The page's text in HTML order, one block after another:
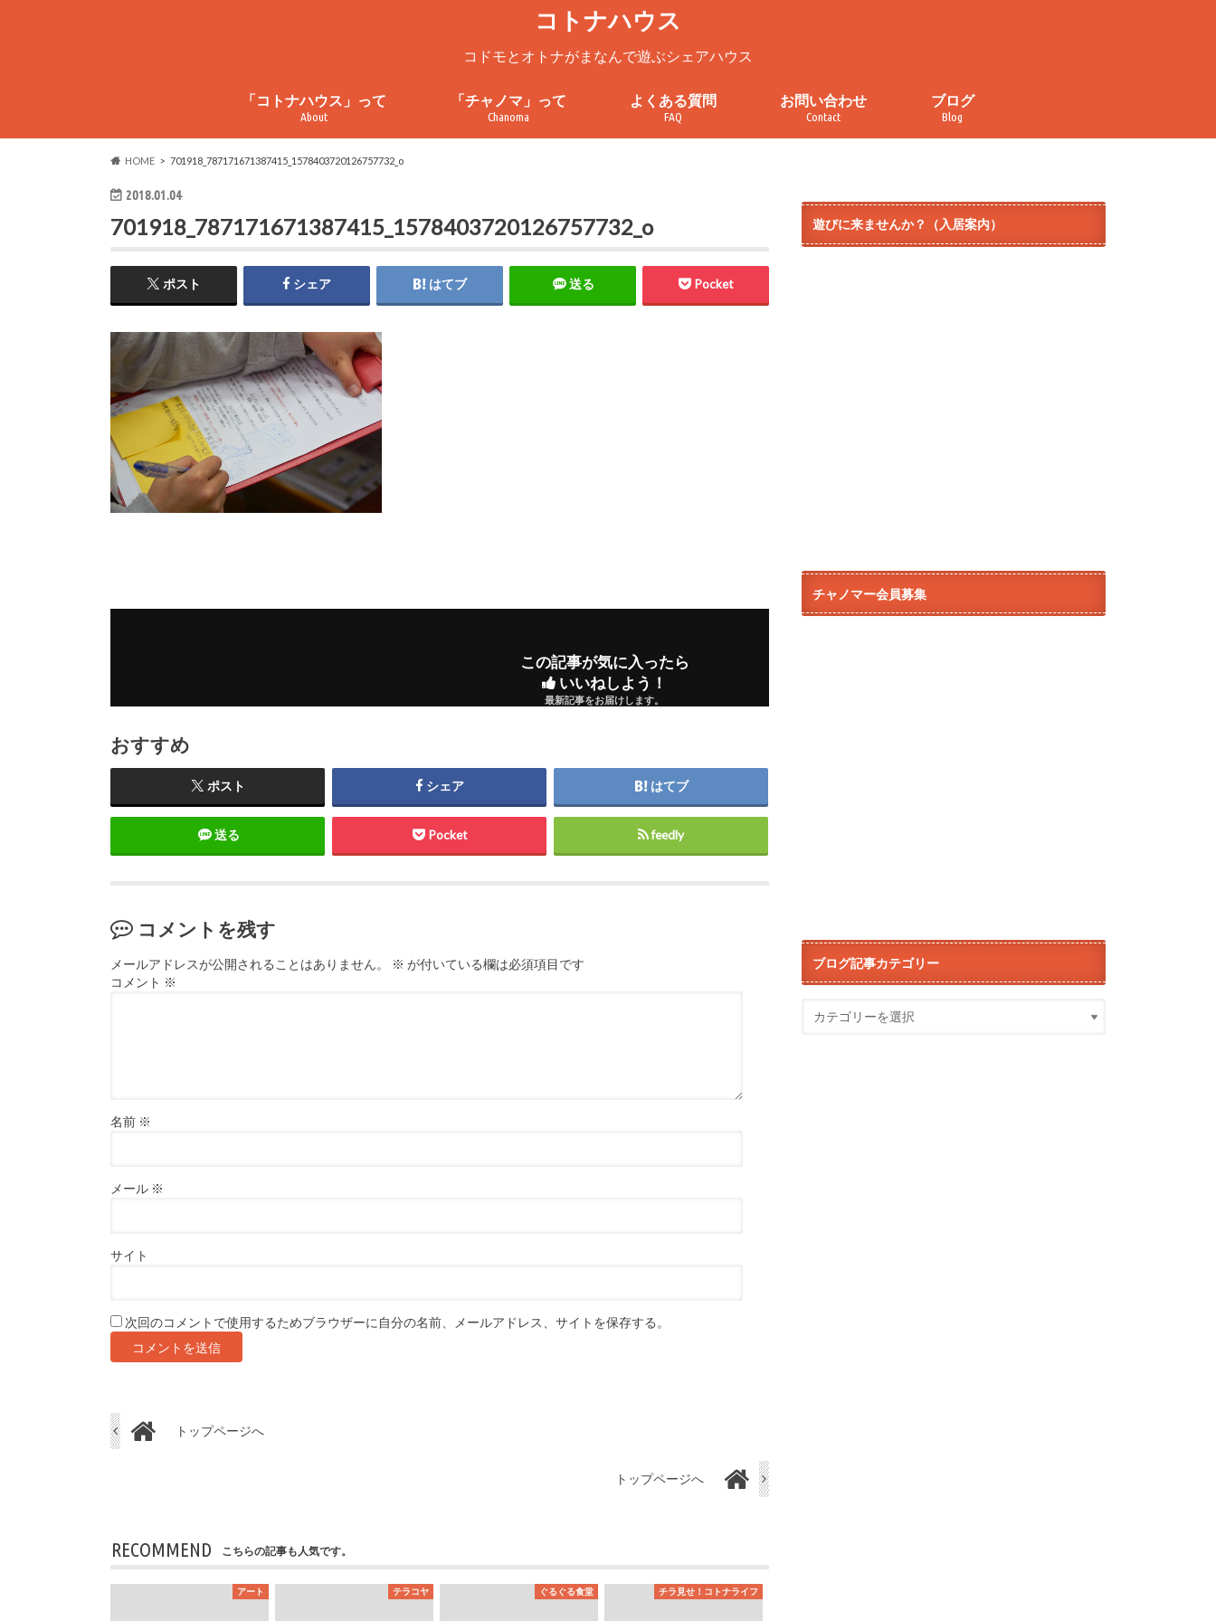
コトナハウス
コドモとオトナがまなんで遊ぶシェアハウス
「コトナハウス」って
About
「チャノマ」って
Chanoma
よくある質問
FAQ
お問い合わせ
Contact
ブログ
Blog
HOME 701918_787171671387415_1578403720126757732_o
2018.01.04
701918_787171671387415_1578403720126757732_o
ポスト シェア はてブ 送る Pocket
この記事が気に入ったら
いいねしよう！
最新記事をお届けします。
おすすめ
ポスト シェア はてブ
送る Pocket feedly
コメントを残す
メールアドレスが公開されることはありません。 ※ が付いている欄は必須項目です
コメント ※
名前 ※
メール ※
サイト
次回のコメントで使用するためブラウザーに自分の名前、メールアドレス、サイトを保存する。
トップページへ
トップページへ
RECOMMEND こちらの記事も人気です。
アート テラコヤ ぐるぐる食堂 チラ見せ！コトナライフ
遊びに来ませんか？（入居案内）
チャノマー会員募集
ブログ記事カテゴリー